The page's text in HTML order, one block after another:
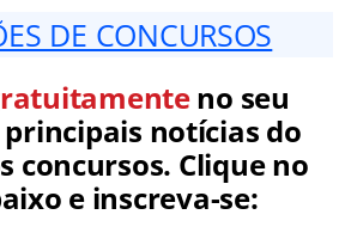
DE CONCURSOS
no seu
notícias do
concursos. Clique no
e inscreva-se: